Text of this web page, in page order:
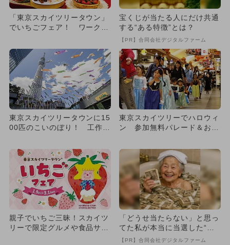
「東京スカイツリータウン」
でいちごフェア！ ワークシ
宝くじが当たる人にだけ共通
する“ある特徴”とは？
【PR】合同会社デジタルファーム
東京スカイツリータウンに15
00匹のこいのぼり！ 工作＆
東京スカイツリーでハロウィ
ン 参加無料パレード＆お菓
親子でいちご三昧！スカイツ
リーで限定グルメや食品サン
「どうせ当たらない」と思っ
てた私が本当に当選した“買
い方”がこれ
【PR】合同会社デジタルファーム